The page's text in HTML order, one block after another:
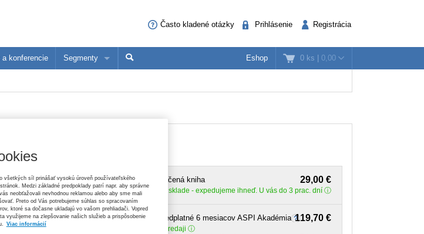
Často kladené otázky Prihlásenie Registrácia
0 ks | 0,00
Eshop
3. vydanie
Trellová, Vincent Bujňák
a konferencie Segmenty
z vašej oblasti
Manažéri Verejná správa
29,00 €
Tlačená kniha
Na sklade - expedujeme ihneď. U vás do 3 prac. dní
119,70 €
Predplatné 6 mesiacov ASPI Akadémia
V predaji
Kluwer
Winkler
všetkých síl prinášať vysokú úroveň používateľského
Medzi základné predpoklady patrí napr. aby správne
neobťažovali nevhodnou reklamou alebo aby sme mali
Preto od Vás potrebujeme súhlas so spracovaním
ktoré sa dočasne ukladajú vo vašom prehliadači. Vopred
využijeme na zlepšovanie našich služieb a prispôsobenie
Viac informácií